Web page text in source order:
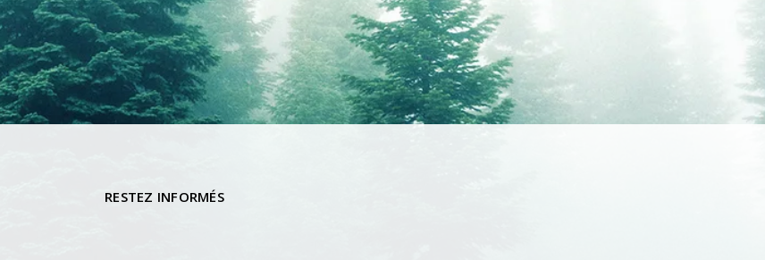
RESTEZ INFORMÉS